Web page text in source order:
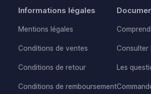
Informations légales
Mentions légales
Conditions de ventes
Conditions de retour
Conditions de remboursement
Consulter
Les